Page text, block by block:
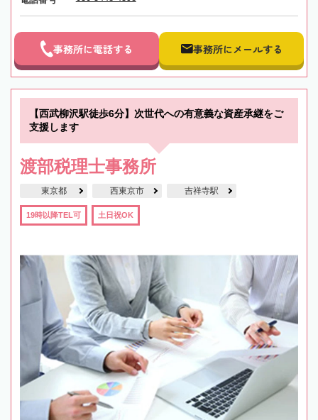
事務所に電話する 事務所にメールする
【西武柳沢駅徒歩6分】次世代への有意義な資産承継をご
支援します
渡部税理士事務所
東京都 西東京市 吉祥寺駅
19時以降TEL可 土日祝OK